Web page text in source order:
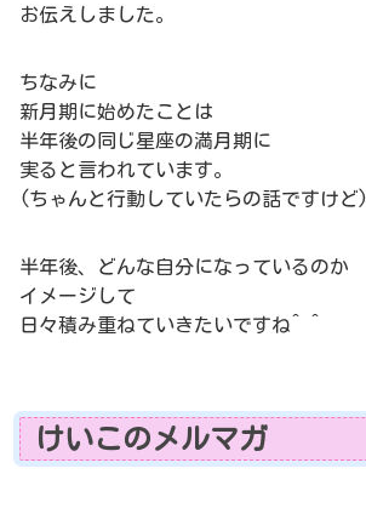
お伝えしました。
ちなみに
新月期に始めたことは
半年後の同じ星座の満月期に
実ると言われています。
(ちゃんと行動していたらの話ですけど)
半年後、どんな自分になっているのか
イメージして
日々積み重ねていきたいですね^ ^
けいこのメルマガ